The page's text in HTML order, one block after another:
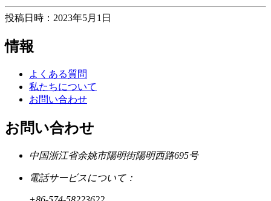
投稿日時：2023年5月1日
情報
よくある質問
私たちについて
お問い合わせ
お問い合わせ
中国浙江省余姚市陽明街陽明西路695号
電話サービスについて：